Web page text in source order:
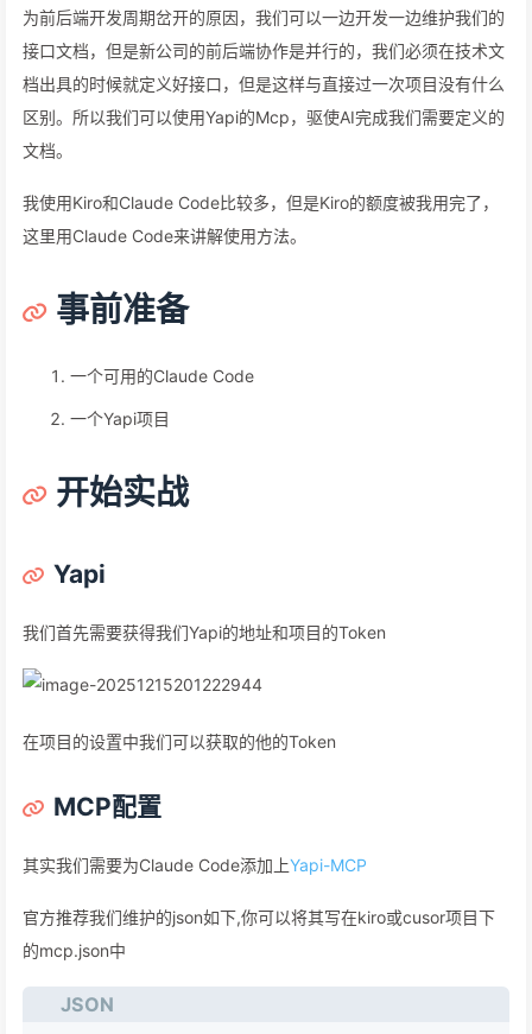
为前后端开发周期岔开的原因，我们可以一边开发一边维护我们的
接口文档，但是新公司的前后端协作是并行的，我们必须在技术文
档出具的时候就定义好接口，但是这样与直接过一次项目没有什么
区别。所以我们可以使用Yapi的Mcp，驱使AI完成我们需要定义的
文档。
我使用Kiro和Claude Code比较多，但是Kiro的额度被我用完了，
这里用Claude Code来讲解使用方法。
事前准备
一个可用的Claude Code
一个Yapi项目
开始实战
Yapi
我们首先需要获得我们Yapi的地址和项目的Token
在项目的设置中我们可以获取的他的Token
MCP配置
其实我们需要为Claude Code添加上Yapi-MCP
官方推荐我们维护的json如下,你可以将其写在kiro或cusor项目下
的mcp.json中
JSON